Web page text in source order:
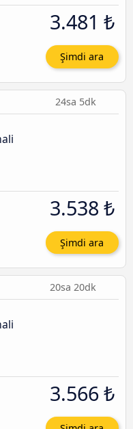
3.481 ₺
Şimdi ara
24sa 5dk
3.538 ₺
Şimdi ara
20sa 20dk
3.566 ₺